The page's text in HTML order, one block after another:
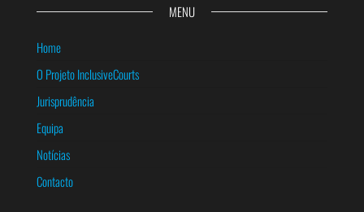
MENU
Home
O Projeto InclusiveCourts
Jurisprudência
Equipa
Notícias
Contacto